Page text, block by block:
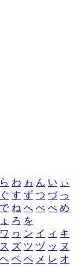
ら わ ゎ ん い ぃ
ぐ す ず つ づ っ
で ね へ べ ぺ め
ょ ろ を
ワ ヮ ン イ ィ キ
ス ズ ツ ヅ ッ ヌ
ヘ ベ ペ メ レ オ